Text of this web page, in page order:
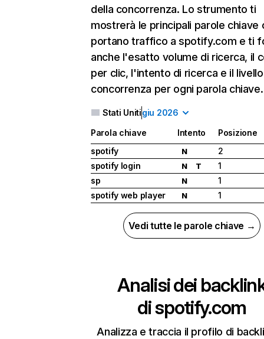
della concorrenza. Lo strumento ti
mostrerà le principali parole chiave
portano traffico a spotify.com e ti
anche l'esatto volume di ricerca, il
per clic, l'intento di ricerca e il
concorrenza per ogni parola chiave.
Stati Unitigiu 2026
Parola chiave Intento
Posizione
spotify
N
2
spotify login
N T
1
sp
N
1
spotify web player
N 1
Vedi tutte le parole chiave →
Analisi dei
dispotify.com
Analizza e traccia il profilo di